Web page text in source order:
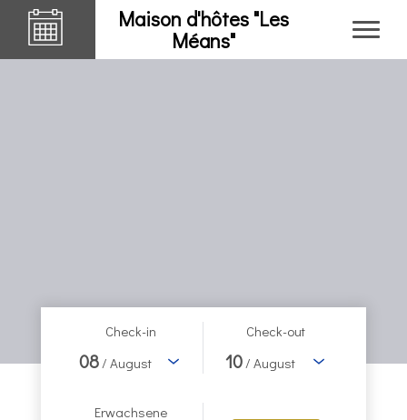
Maison d'hôtes "Les
Méans"
Check-in
08/ August
Check-out
10/ August
Erwachsene